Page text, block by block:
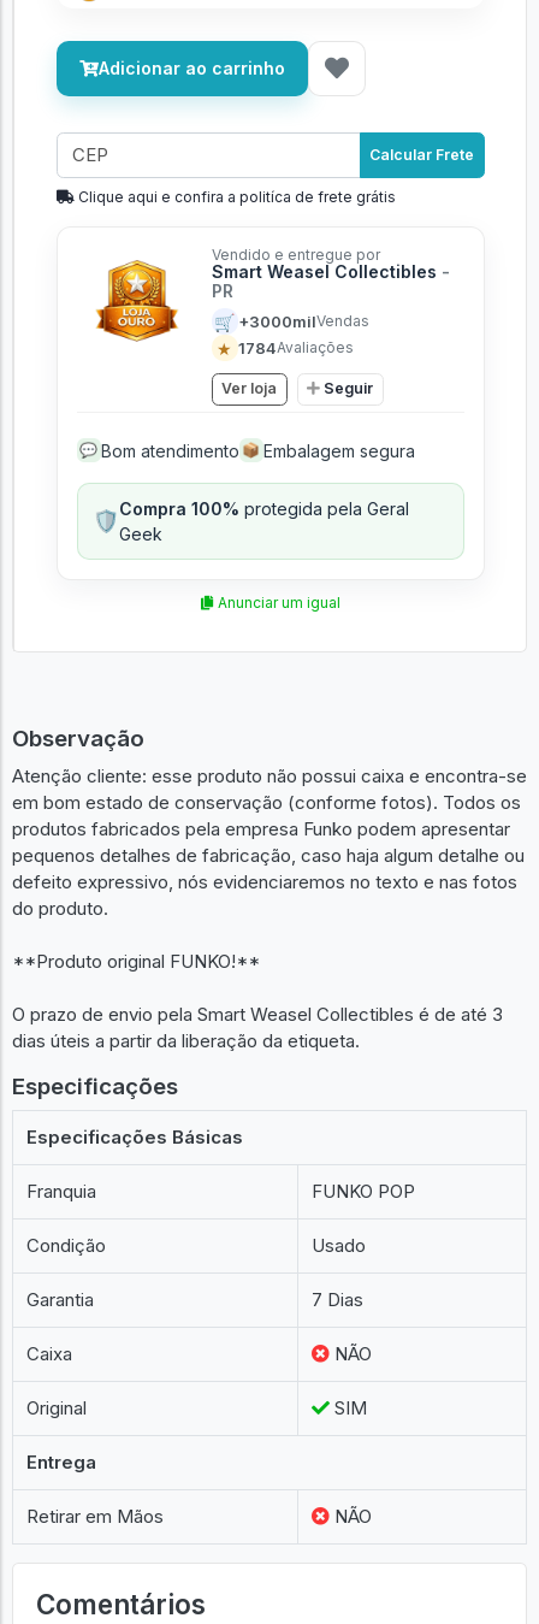
Adicionar ao carrinho
Calcular Frete
Clique aqui e confira a politíca de frete grátis
Vendido e entregue por
Smart Weasel Collectibles -
PR
🛒 +3000milVendas
★ 1784Avaliações
Ver loja Seguir
💬 Bom atendimento 📦 Embalagem segura
🛡️Compra 100% protegida pela Geral
Geek
Anunciar um igual
Observação
Atenção cliente: esse produto não possui caixa e encontra-se
em bom estado de conservação (conforme fotos). Todos os
produtos fabricados pela empresa Funko podem apresentar
pequenos detalhes de fabricação, caso haja algum detalhe ou
defeito expressivo, nós evidenciaremos no texto e nas fotos
do produto.
**Produto original FUNKO!**
O prazo de envio pela Smart Weasel Collectibles é de até 3
dias úteis a partir da liberação da etiqueta.
Especificações
Especificações Básicas
Franquia FUNKO POP
Condição Usado
Garantia 7 Dias
Caixa NÃO
Original SIM
Entrega
Retirar em Mãos NÃO
Comentários